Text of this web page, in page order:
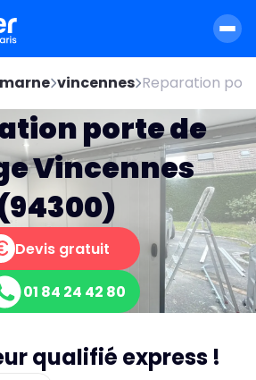
vincennes Reparation
porte de
Vincennes
Devis gratuit
01 84 24 42 80
qualifié express !